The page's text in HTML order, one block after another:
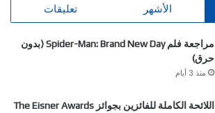
الأشهر تعليقات
مراجعة فلم Spider-Man: Brand New Day (بدون
حرق)
منذ 3 أيام
اللائحة الكاملة للفائزين بجوائز The Eisner Awards